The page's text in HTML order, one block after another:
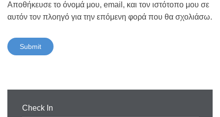
Αποθήκευσε το όνομά μου, email, και τον ιστότοπο μου σε
αυτόν τον πλοηγό για την επόμενη φορά που θα σχολιάσω.
Check In